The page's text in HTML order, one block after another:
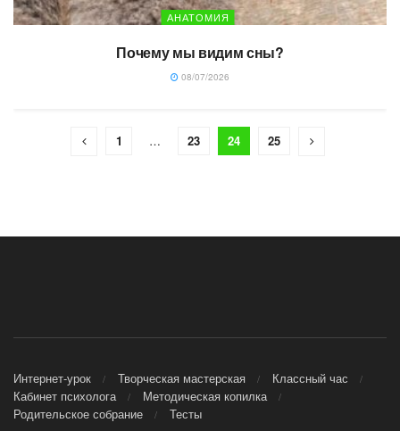
АНАТОМИЯ
Почему мы видим сны?
08/07/2026
1 … 23 24 25
Интернет-урок Творческая мастерская
Классный час
Кабинет психолога
Методическая копилка
Родительское собрание
Тесты